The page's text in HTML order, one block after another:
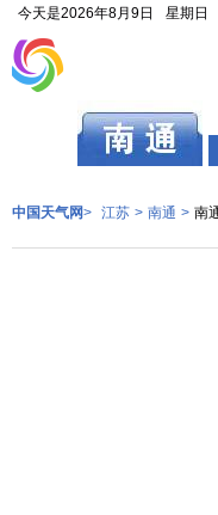
今天是2026年8月9日
星期日
中国天气网> 江苏 > 南通 > 南